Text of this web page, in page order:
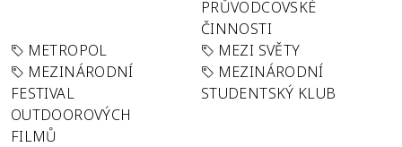
PRŮVODCOVSKÉ
ČINNOSTI
METROPOL
MEZI SVĚTY
MEZINÁRODNÍ
FESTIVAL
OUTDOOROVÝCH
FILMŮ
MEZINÁRODNÍ
STUDENTSKÝ KLUB